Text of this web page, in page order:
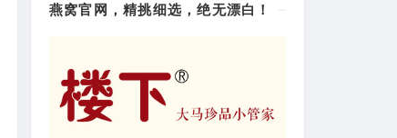
燕窝官网，精挑细选，绝无漂白！